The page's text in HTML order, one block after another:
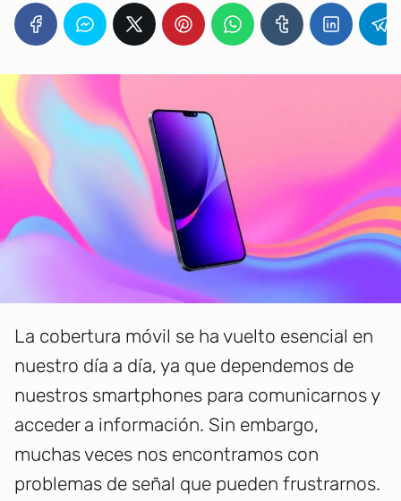
La cobertura móvil se ha vuelto esencial en
nuestro día a día, ya que dependemos de
nuestros smartphones para comunicarnos y
acceder a información. Sin embargo,
muchas veces nos encontramos con
problemas de señal que pueden frustrarnos.